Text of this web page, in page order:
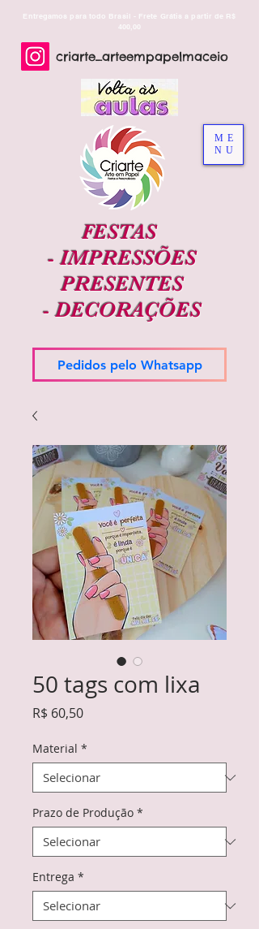
FESTAS
-IMPRESSÕES
PRESENTES
-DECORAÇÕES
Pedidos pelo Whatsapp
ME
NU
Entregamos para todo Brasil - Frete Grátis a partir de R$
400,00
criarte_arteempapelmaceio
50 tags com lixa
R$ 60,50Preço
Material *
Prazo de Produção *
Entrega *